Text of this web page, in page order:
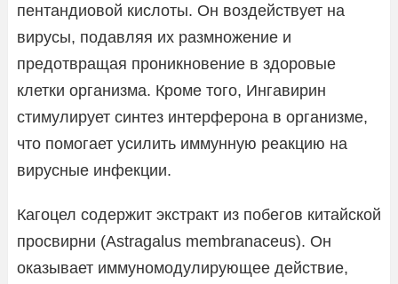
пентандиовой кислоты. Он воздействует на
вирусы, подавляя их размножение и
предотвращая проникновение в здоровые
клетки организма. Кроме того, Ингавирин
стимулирует синтез интерферона в организме,
что помогает усилить иммунную реакцию на
вирусные инфекции.
Кагоцел содержит экстракт из побегов китайской
просвирни (Astragalus membranaceus). Он
оказывает иммуномодулирующее действие,